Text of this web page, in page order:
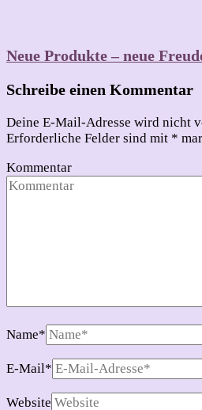
Neue Produkte – neue
Schreibe einen Kommentar
Deine E-Mail-Adresse wird nicht
Erforderliche Felder sind mit *
Kommentar
Name*
E-Mail*
Website